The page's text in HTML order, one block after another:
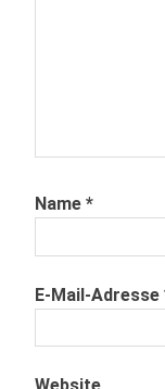
Name *
E-Mail-Adresse